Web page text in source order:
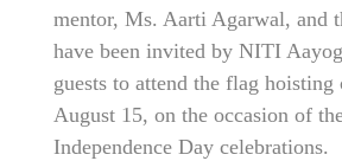
mentor, Ms. Aarti Agarwal, and
have been invited by NITI
guests to attend the flag hoisting
August 15, on the occasion of
Independence Day celebrations.